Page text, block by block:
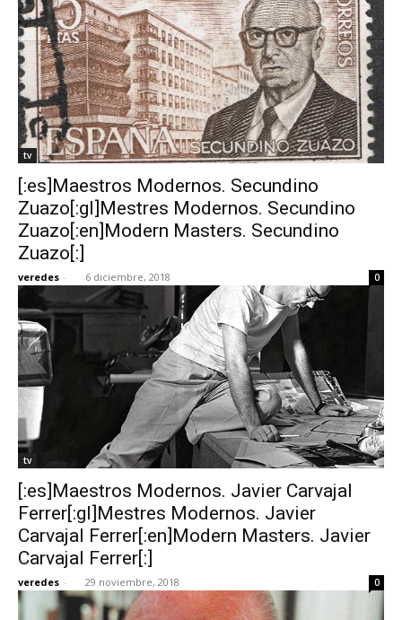
tv
[:es]Maestros Modernos. Secundino
Zuazo[:gl]Mestres Modernos. Secundino
Zuazo[:en]Modern Masters. Secundino
Zuazo[:]
veredes - 6 diciembre, 2018 0
tv
[:es]Maestros Modernos. Javier Carvajal
Ferrer[:gl]Mestres Modernos. Javier
Carvajal Ferrer[:en]Modern Masters. Javier
Carvajal Ferrer[:]
veredes - 29 noviembre, 2018 0